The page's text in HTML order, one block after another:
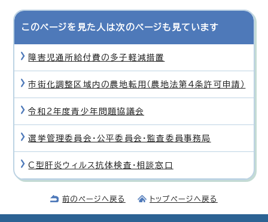
このページを見た人は次のページも見ています
障害児通所給付費の多子軽減措置
市街化調整区域内の農地転用（農地法第4条許可申請）
令和2年度青少年問題協議会
選挙管理委員会・公平委員会・監査委員事務局
C型肝炎ウィルス抗体検査・相談窓口
前のページへ戻る トップページへ戻る